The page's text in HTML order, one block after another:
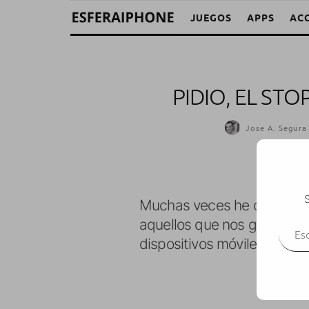
JUEGOS APPS
PIDIO, EL
Jose A. Segura
Muchas veces he
aquellos que nos gusta,
dispositivos móviles.